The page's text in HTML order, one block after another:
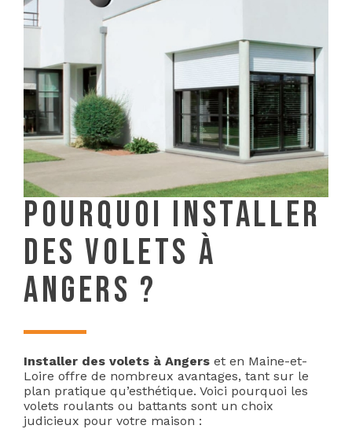
POURQUOI INSTALLER
DES VOLETS À
ANGERS ?
Installer des volets à Angers et en Maine-et-
Loire offre de nombreux avantages, tant sur le
plan pratique qu’esthétique. Voici pourquoi les
volets roulants ou battants sont un choix
judicieux pour votre maison :